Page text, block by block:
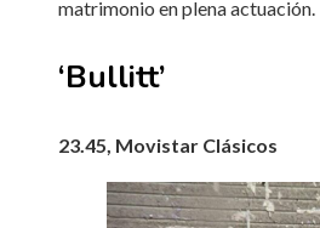
matrimonio en plena actuación.
‘Bullitt’
23.45, Movistar Clásicos